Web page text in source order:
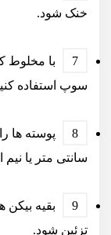
خنک شود.
با مخلوط
سوپ استفاده
سانتی متر یا
بقیه بیکن
تزئین شود.